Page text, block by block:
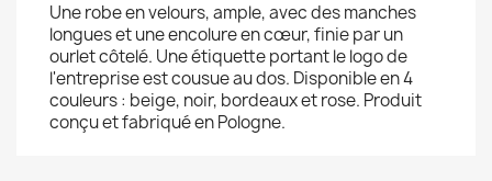
Une robe en velours, ample, avec des manches
longues et une encolure en cœur, finie par un
ourlet côtelé. Une étiquette portant le logo de
l'entreprise est cousue au dos. Disponible en 4
couleurs : beige, noir, bordeaux et rose. Produit
conçu et fabriqué en Pologne.